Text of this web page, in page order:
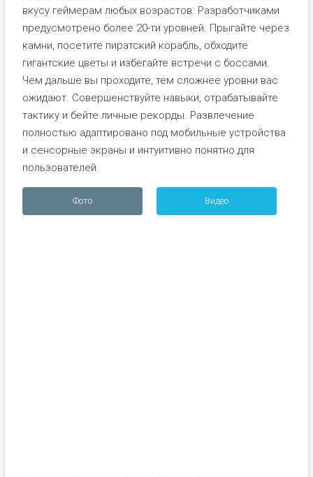
вкусу геймерам любых возрастов. Разработчиками
предусмотрено более 20-ти уровней. Прыгайте через
камни, посетите пиратский корабль, обходите
гигантские цветы и избегайте встречи с боссами.
Чем дальше вы проходите, тем сложнее уровни вас
ожидают. Совершенствуйте навыки, отрабатывайте
тактику и бейте личные рекорды. Развлечение
полностью адаптировано под мобильные устройства
и сенсорные экраны и интуитивно понятно для
пользователей.
Фото Видео